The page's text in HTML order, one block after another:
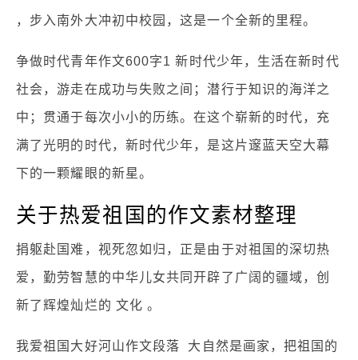
，步入南外大冲初中校园，这是一个全新的里程。
争做时代青年作文600字1 新时代少年，生活在新时代
社会，游走在成功与失败之间；潜行于知识的海洋之
中；贯通于每次小小的历练。在这个崭新的时代，充
满了光明的时代，新时代少年，是这片邃蓝天空大幕
下的一颗耀眼的新星。
关于热爱祖国的作文素材整理
捐躯赴国难，视死忽如归，正是由于对祖国的深切热
爱，勤劳智慧的中华儿女共同开辟了广阔的疆域，创
新了辉煌灿烂的 文化 。
我爱祖国大好河山作文段落 大自然是画家，把祖国的